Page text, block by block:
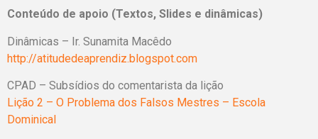
Conteúdo de apoio (Textos, Slides e dinâmicas)
Dinâmicas – Ir. Sunamita Macêdo
http://atitudedeaprendiz.blogspot.com
CPAD – Subsídios do comentarista da lição
Lição 2 – O Problema dos Falsos Mestres – Escola
Dominical